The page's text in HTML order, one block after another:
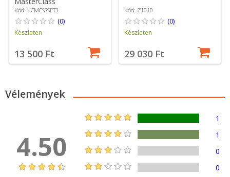
Kód: KCMCSSSET3
(0)
Készleten
13 500 Ft
Kód: Z1010
(0)
Készleten
29 030 Ft
Vélemények
4.50
1
1
0
0